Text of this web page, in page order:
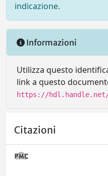
indicazione.
Informazioni
Utilizza questo
link a questo
https://hdl.handle.net/
Citazioni